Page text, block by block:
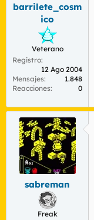
barrilete_cosm
ico
Veterano
Registro
12 Ago 2004
Mensajes
1.848
Reacciones
0
sabreman
Freak